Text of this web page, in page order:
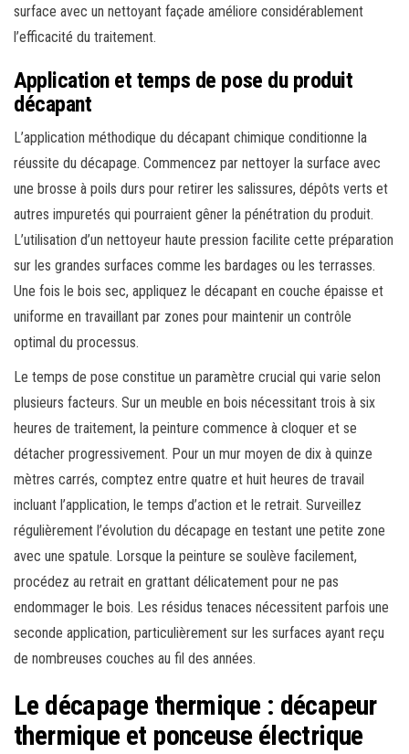
surface avec un nettoyant façade améliore considérablement
l’efficacité du traitement.
Application et temps de pose du produit
décapant
L’application méthodique du décapant chimique conditionne la
réussite du décapage. Commencez par nettoyer la surface avec
une brosse à poils durs pour retirer les salissures, dépôts verts et
autres impuretés qui pourraient gêner la pénétration du produit.
L’utilisation d’un nettoyeur haute pression facilite cette préparation
sur les grandes surfaces comme les bardages ou les terrasses.
Une fois le bois sec, appliquez le décapant en couche épaisse et
uniforme en travaillant par zones pour maintenir un contrôle
optimal du processus.
Le temps de pose constitue un paramètre crucial qui varie selon
plusieurs facteurs. Sur un meuble en bois nécessitant trois à six
heures de traitement, la peinture commence à cloquer et se
détacher progressivement. Pour un mur moyen de dix à quinze
mètres carrés, comptez entre quatre et huit heures de travail
incluant l’application, le temps d’action et le retrait. Surveillez
régulièrement l’évolution du décapage en testant une petite zone
avec une spatule. Lorsque la peinture se soulève facilement,
procédez au retrait en grattant délicatement pour ne pas
endommager le bois. Les résidus tenaces nécessitent parfois une
seconde application, particulièrement sur les surfaces ayant reçu
de nombreuses couches au fil des années.
Le décapage thermique : décapeur
thermique et ponceuse électrique